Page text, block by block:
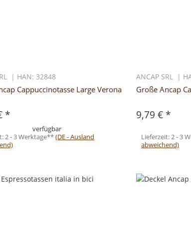
| HAN: 32848
Cappuccinotasse Large Verona
*
verfügbar
2 - 3 Werktage**(DE - Ausland
ANCAP SRL |
Große Ancap
9,79 € *
Lieferzeit:2 - 3
abweichend)